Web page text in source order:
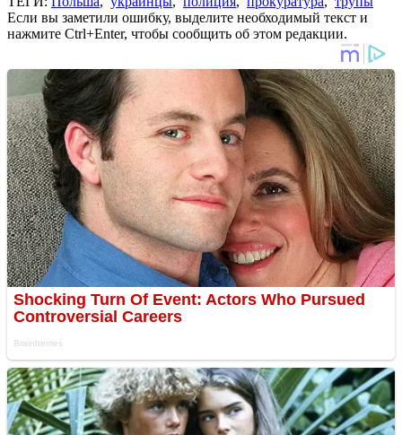
Если вы заметили ошибку, выделите необходимый текст и
нажмите Ctrl+Enter, чтобы сообщить об этом редакции.